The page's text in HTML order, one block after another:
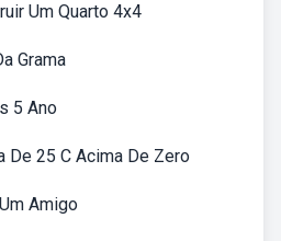
Um Quarto 4x4
Grama
5 Ano
De 25 C Acima De Zero
Amigo